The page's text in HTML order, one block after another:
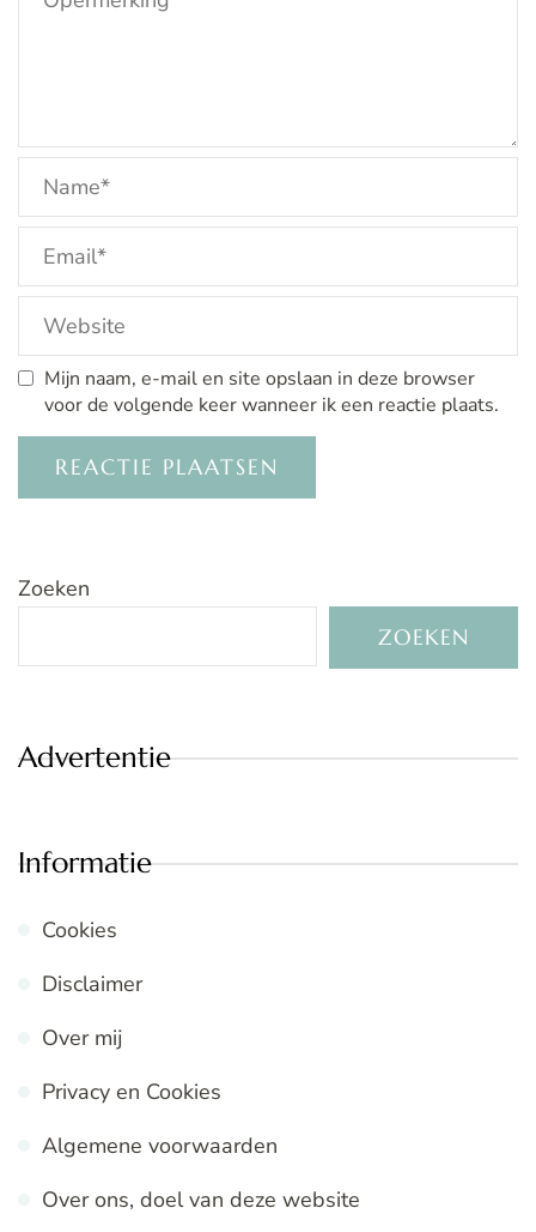
Mijn naam, e-mail en site opslaan in deze browser
voor de volgende keer wanneer ik een reactie plaats.
Zoeken
ZOEKEN
Advertentie
Informatie
Cookies
Disclaimer
Over mij
Privacy en Cookies
Algemene voorwaarden
Over ons, doel van deze website